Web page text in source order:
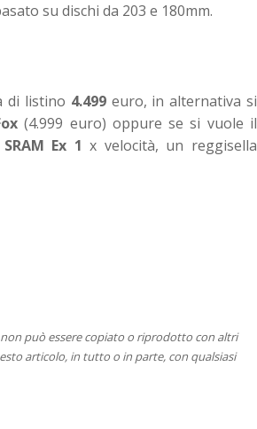
su dischi da 203 e 180mm.
di listino 4.499euro, in alternativa si
(4.999 euro) oppure se si vuole il
SRAM Ex 1 x velocità, un reggisella
può essere copiato o riprodotto con altri
articolo, in tutto o in parte, con qualsiasi